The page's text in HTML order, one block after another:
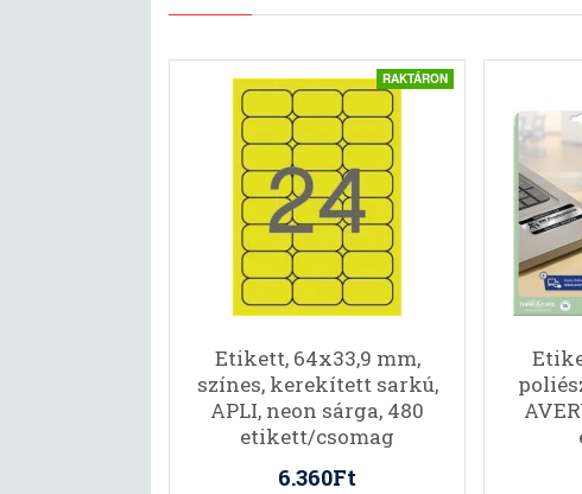
RAKTÁRON
Etikett, 64x33,9 mm,
színes, kerekített sarkú,
APLI, neon sárga, 480
etikett/csomag
6.360Ft